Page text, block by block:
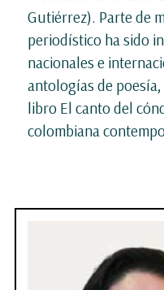
Gutiérrez). Parte de
periodístico ha sido
nacionales e
antologías de
libro El canto del
colombiana